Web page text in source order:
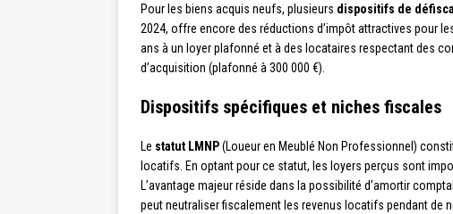
Pour les biens acquis neufs, plusieurs dispositifs de
2024, offre encore des réductions d’impôt attractives pour
ans à un loyer plafonné et à des locataires respectant des
d’acquisition (plafonné à 300 000 €).
Dispositifs spécifiques et niches fiscales
Le statut LMNP(Loueur en Meublé Non Professionnel)
locatifs. En optant pour ce statut, les loyers perçus sont
L’avantage majeur réside dans la possibilité d’amortir
peut neutraliser fiscalement les revenus locatifs pendant de